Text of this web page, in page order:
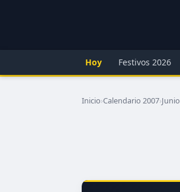
Hoy Festivos 2026
Inicio›Calendario 2007›Junio